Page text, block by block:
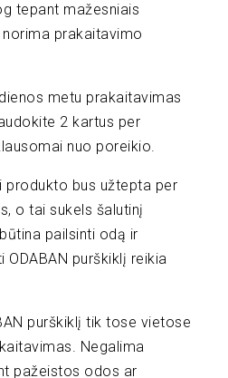
tepant mažesniais
prakaitavimo
metu prakaitavimas
2 kartus per
nuo poreikio.
produkto bus užtepta per
o tai sukels šalutinį
pailsinti odą ir
ODABAN purškiklį reikia
purškiklį tik tose vietose
Negalima
pažeistos odos ar